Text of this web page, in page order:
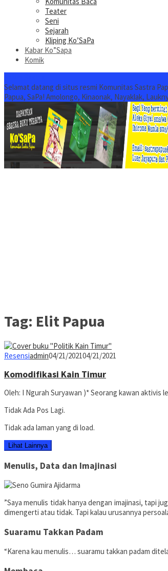
Teater
Seni
Sejarah
Kliping Ko’SaPa
Kabar Ko”Sapa
Komik
Selamat datang di situs resmi Komunitas Sastra
Papua, SaPa! Amolongo, Kinaonak, Nayaklak,
Tag: Elit Papua
Resensiadmin04/21/202104/21/2021
Komodifikasi Kain Timur
Oleh: I Ngurah Suryawan )* Seorang kawan aktivis
Tidak Ada Pos Lagi.
Tidak ada laman yang di load.
Lihat Lainnya
Menulis, Data dan Imajinasi
”Saya menulis tidak hanya dengan imajinasi, tapi
dimengerti atau tidak. Tapi kalau urusannya
Suaramu Takkan Padam
“Karena kau menulis… suaramu takkan padam